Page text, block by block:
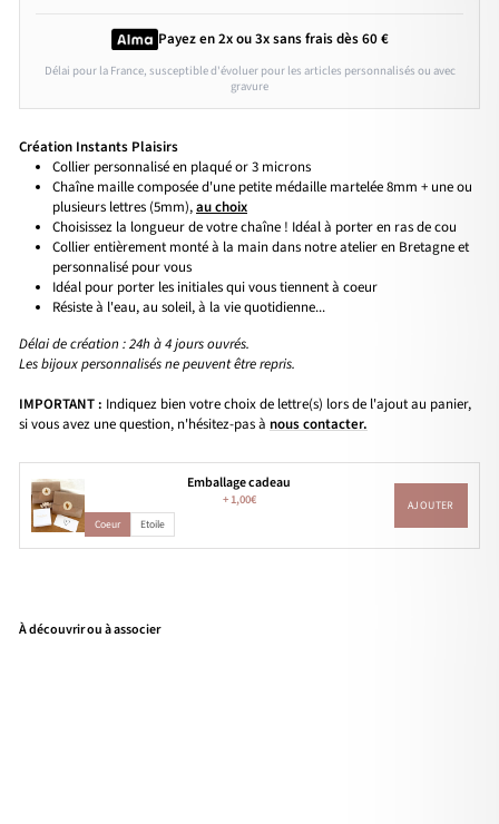
Payez en 2x ou 3xsans fraisdès 60 €
Délai pour la France, susceptible d'évoluer pour les articles personnalisés ou avec
gravure
Création Instants Plaisirs
Collier personnalisé en plaqué or 3 microns
Chaîne maille composée d'une petite médaille martelée 8mm + une ou
plusieurs lettres (5mm),au choix
Choisissez la longueur de votre chaîne ! Idéal à porter en ras de cou
Collier entièrement monté à la main dans notre atelier en Bretagne et
personnalisé pour vous
Idéal pour porter les initiales qui vous tiennent à coeur
Résiste à l'eau, au soleil, à la vie quotidienne...
Délai de création : 24h à 4 jours ouvrés.
Les bijoux personnalisés ne peuvent être repris.
IMPORTANT : Indiquez bien votre choix de lettre(s) lors de l'ajout au panier,
si vous avez une question, n'hésitez-pas à nous contacter.
Emballage cadeau
+1,00€
Coeur Etoile
AJOUTER
À découvrir ou à associer